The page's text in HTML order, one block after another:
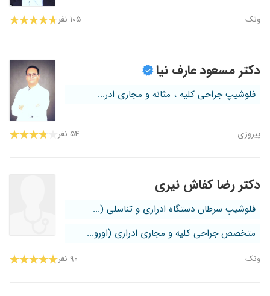
ونک ۱۰۵ نفر
دکتر مسعود عارف نیا
فلوشیپ جراحی کلیه ، مثانه و مجاری ادر...
پیروزی ۵۴ نفر
دکتر رضا کفاش نیری
فلوشیپ سرطان دستگاه ادراری و تناسلی (...
متخصص جراحی کلیه و مجاری ادراری (اورو...
ونک ۹۰ نفر